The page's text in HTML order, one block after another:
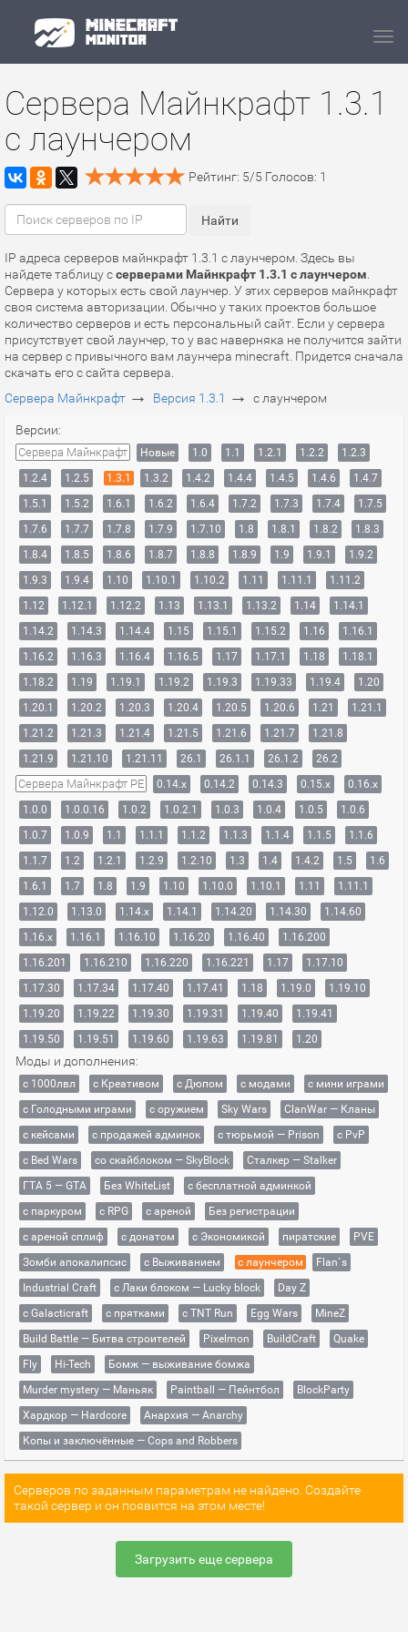
Сервера Майнкрафт 1.3.1
с лаунчером
Рейтинг: 5/5 Голосов: 1
IP адреса серверов майнкрафт 1.3.1 с лаунчером. Здесь вы
найдете таблицу ссерверами Майнкрафт 1.3.1 с лаунчером
Сервера у которых есть свой лаунчер. У этих серверов майнкрафт
своя система авторизации. Обычно у таких проектов большое
количество серверов и есть персональный сайт. Если у сервера
присутствует свой лаунчер, то у вас наверняка не получится зайти
на сервер с привычного вам лаунчера minecraft. Придется сначала
скачать его с сайта сервера.
Сервера Майнкрафт → Версия 1.3.1 → с лаунчером
Версии:
Сервера Майнкрафт Новые 1.0 1.1 1.2.1 1.2.2
1.2.3
1.2.4
1.2.5 1.3.1 1.3.2 1.4.2 1.4.4 1.4.5 1.4.6
1.4.7
1.5.1
1.5.2 1.6.1 1.6.2 1.6.4 1.7.2 1.7.3 1.7.4
1.7.5
1.7.6
1.7.7 1.7.8 1.7.9 1.7.10 1.8 1.8.1 1.8.2
1.8.3
1.8.4
1.8.5 1.8.6 1.8.7 1.8.8 1.8.9 1.9 1.9.1
1.9.2
1.9.3
1.9.4 1.10 1.10.1 1.10.2 1.11 1.11.1
1.11.2
1.12
1.12.1 1.12.2 1.13 1.13.1 1.13.2 1.14
1.14.1
1.14.2
1.14.3 1.14.4 1.15 1.15.1 1.15.2 1.16
1.16.1
1.16.2
1.16.3 1.16.4 1.16.5 1.17 1.17.1 1.18
1.18.1
1.18.2
1.19 1.19.1 1.19.2 1.19.3 1.19.33 1.19.4
1.20
1.20.1
1.20.2 1.20.3 1.20.4 1.20.5 1.20.6 1.21
1.21.1
1.21.2
1.21.3 1.21.4 1.21.5 1.21.6 1.21.7
1.21.8
1.21.9
1.21.10 1.21.11 26.1 26.1.1 26.1.2 26.2
Сервера Майнкрафт PE 0.14.x 0.14.2 0.14.3 0.15.x
0.16.x
1.0.0
1.0.0.16 1.0.2 1.0.2.1 1.0.3 1.0.4 1.0.5
1.0.6
1.0.7
1.0.9 1.1 1.1.1 1.1.2 1.1.3 1.1.4 1.1.5
1.1.6
1.1.7
1.2 1.2.1 1.2.9 1.2.10 1.3 1.4 1.4.2 1.5
1.6
1.6.1
1.7 1.8 1.9 1.10 1.10.0 1.10.1 1.11
1.11.1
1.12.0
1.13.0 1.14.x 1.14.1 1.14.20 1.14.30
1.14.60
1.16.x
1.16.1 1.16.10 1.16.20 1.16.40
1.16.200
1.16.201
1.16.210 1.16.220 1.16.221 1.17
1.17.10
1.17.30
1.17.34 1.17.40 1.17.41 1.18 1.19.0
1.19.10
1.19.20
1.19.22 1.19.30 1.19.31 1.19.40
1.19.41
1.19.50
1.19.51 1.19.60 1.19.63 1.19.81 1.20
Моды и дополнения:
с 1000лвл c Креативом с Дюпом с модами
с мини играми
с Голодными играми
с оружием Sky Wars
ClanWar — Кланы
с кейсами
с продажей админок с тюрьмой — Prison
с PvP
с Bed Wars
со скайблоком — SkyBlock
Сталкер — Stalker
ГТА 5 — GTA
Без WhiteList
с бесплатной админкой
с паркуром
с RPG с ареной
Без регистрации
с ареной сплиф
с донатом с Экономикой пиратские
PVE
Зомби апокалипсис
с Выживанием с лаунчером
Flan`s
Industrial Craft
с Лаки блоком — Lucky block
Day Z
с Galacticraft
с прятками с TNT Run Egg Wars
MineZ
Build Battle — Битва строителей
Pixelmon BuildCraft
Quake
Fly
Hi-Tech
Бомж — выживание бомжа
Murder mystery — Маньяк
Paintball — Пейнтбол
BlockParty
Хардкор — Hardcore
Анархия — Anarchy
Копы и заключённые — Cops and Robbers
Серверов по заданным параметрам не найдено. Создайте
такой сервер и он появится на этом месте!
Загрузить еще сервера